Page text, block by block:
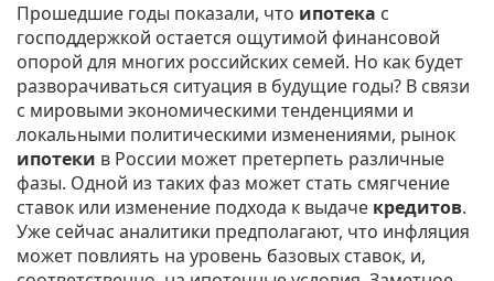
Прошедшие годы показали, что ипотека с
господдержкой остается ощутимой финансовой
опорой для многих российских семей. Но как будет
разворачиваться ситуация в будущие годы? В связи
с мировыми экономическими тенденциями и
локальными политическими изменениями, рынок
ипотеки в России может претерпеть различные
фазы. Одной из таких фаз может стать смягчение
ставок или изменение подхода к выдаче кредитов.
Уже сейчас аналитики предполагают, что инфляция
может повлиять на уровень базовых ставок, и,